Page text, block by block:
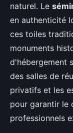
naturel. Le
en authenticité
ces toiles
monuments
d'hébergement
des salles de
privatifs et les
pour garantir le
professionnels